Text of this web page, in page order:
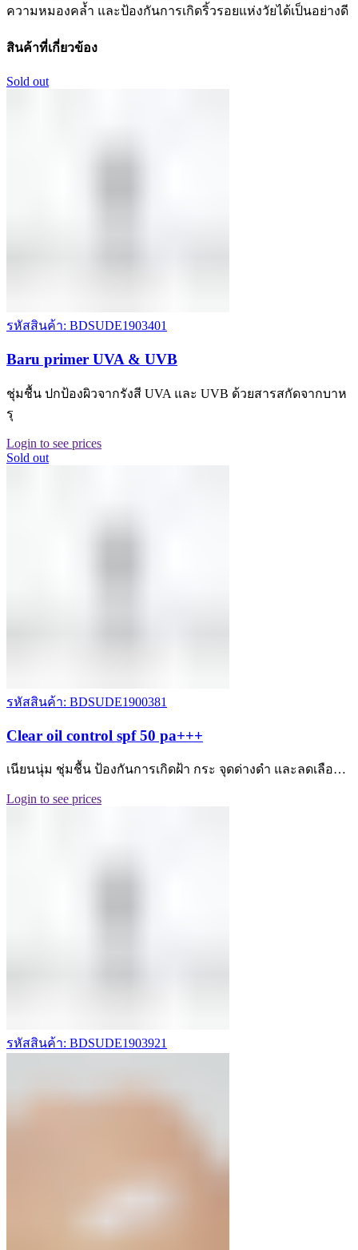
ความหมองคล้ำ และป้องกันการเกิดริ้วรอยแห่งวัยได้เป็นอย่างดี
สินค้าที่เกี่ยวข้อง
Sold out
รหัสสินค้า: BDSUDE1903401
Baru primer UVA & UVB
ชุ่มชื้น ปกป้องผิวจากรังสี UVA และ UVB ด้วยสารสกัดจากบาห
รุ
Login to see prices
Sold out
รหัสสินค้า: BDSUDE1900381
Clear oil control spf 50 pa+++
เนียนนุ่ม ชุ่มชื้น ป้องกันการเกิดฝ้า กระ จุดด่างดำ และลดเลือ…
Login to see prices
รหัสสินค้า: BDSUDE1903921